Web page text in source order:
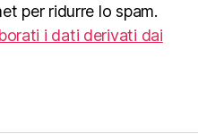
per ridurre lo spam.
i dati derivati dai